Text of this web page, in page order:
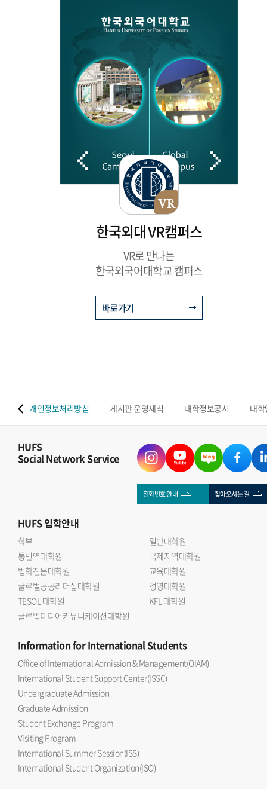
한국외대 VR캠퍼스
VR로 만나는
한국외국어대학교 캠퍼스
바로가기
개인정보처리방침 게시판 운영세칙 대학정보공시 대
HUFS
Social Network Service
전화번호 안내 찾아오시는 길
HUFS입학안내
학부
일반대학원
통번역대학원
국제지역대학원
법학전문대학원
교육대학원
글로벌공공리더십대학원
경영대학원
TESOL 대학원
KFL 대학원
글로벌미디어커뮤니케이션대학원
Informationfor International Students
Office of International Admission & Management(OIAM)
International Student Support Center(ISSC)
Undergraduate Admission
Graduate Admission
Student Exchange Program
Visiting Program
International Summer Session(ISS)
International Student Organization(ISO)